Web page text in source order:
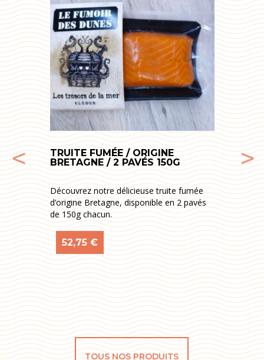
TRUITE FUMÉE / ORIGINE
BRETAGNE / 2 PAVÉS 150G
Découvrez notre délicieuse truite fumée
d’origine Bretagne, disponible en 2 pavés
de 150g chacun.
52,75 €
TOUS NOS PRODUITS